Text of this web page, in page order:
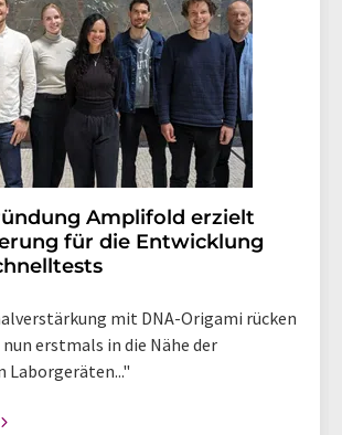
Amplifold erzielt
für die Entwicklung
mit DNA-Origami rücken
erstmals in die Nähe der
Laborgeräten..."